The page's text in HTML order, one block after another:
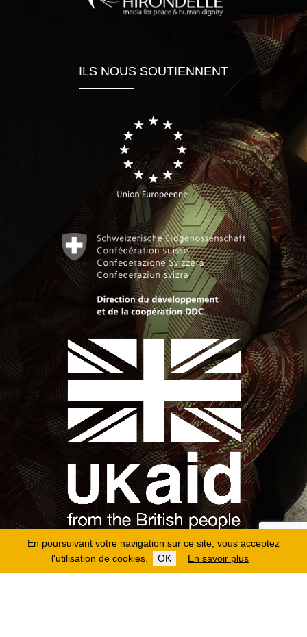
En poursuivant votre navigation sur ce site, vous acceptez
l'utilisation de cookies.
OK En savoir plus
ILS NOUS SOUTIENNENT